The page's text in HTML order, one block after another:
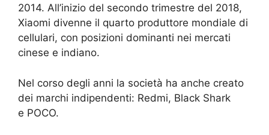
2014. All’inizio del secondo trimestre del 2018,
Xiaomi divenne il quarto produttore mondiale di
cellulari, con posizioni dominanti nei mercati
cinese e indiano.
Nel corso degli anni la società ha anche creato
dei marchi indipendenti: Redmi, Black Shark
e POCO.